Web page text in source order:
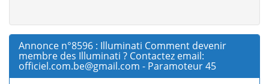
Annonce n°8596 : Illuminati Comment devenir
membre des Illuminati ? Contactez email:
officiel.com.be@gmail.com - Paramoteur 45